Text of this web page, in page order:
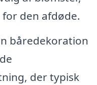
den afdøde.
båredekoration
der typisk